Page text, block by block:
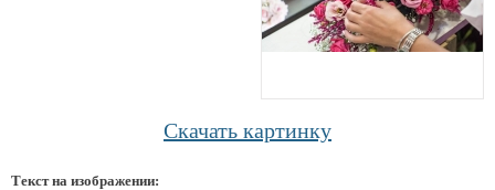
Скачать картинку
Текст на изображении: